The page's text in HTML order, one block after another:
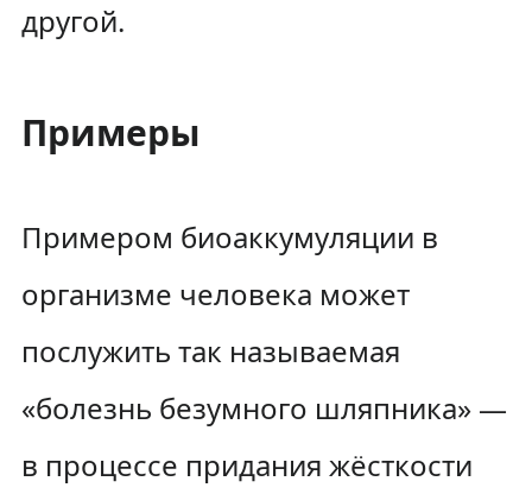
другой.
Примеры
Примером биоаккумуляции в
организме человека может
послужить так называемая
«болезнь безумного шляпника» —
в процессе придания жёсткости